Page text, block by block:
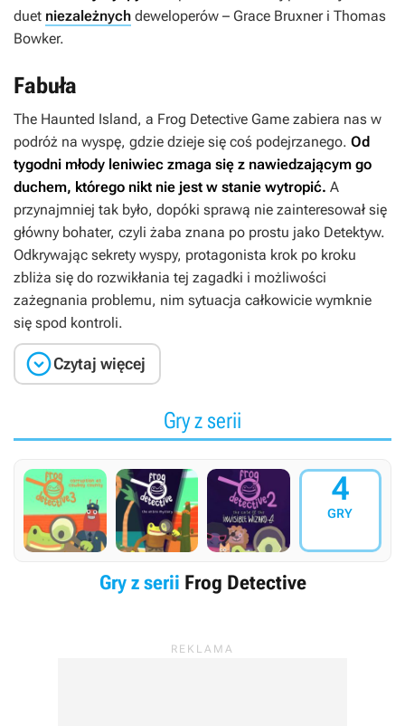
duet niezależnych deweloperów – Grace Bruxner i Thomas
Bowker.
Fabuła
The Haunted Island, a Frog Detective Game zabiera nas w
podróż na wyspę, gdzie dzieje się coś podejrzanego. Od
tygodni młody leniwiec zmaga się z nawiedzającym go
duchem, którego nikt nie jest w stanie wytropić. A
przynajmniej tak było, dopóki sprawą nie zainteresował się
główny bohater, czyli żaba znana po prostu jako Detektyw.
Odkrywając sekrety wyspy, protagonista krok po kroku
zbliża się do rozwikłania tej zagadki i możliwości
zażegnania problemu, nim sytuacja całkowicie wymknie
się spod kontroli.
Czytaj więcej
Gry z serii
4
GRY
Gry z serii Frog Detective